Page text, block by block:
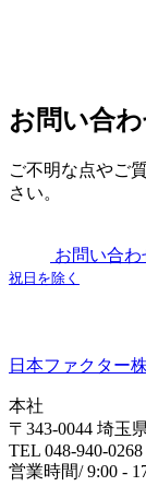
お問い合
ご不明な点やご
さい。
お問い合わ
祝日を除く
日本ファクター
本社
〒343-0044 埼玉
TEL 048-940-
営業時間/ 9:00 -